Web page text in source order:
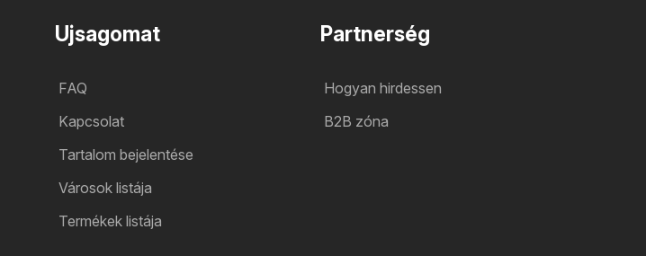
Ujsagomat
FAQ
Kapcsolat
Tartalom bejelentése
Városok listája
Termékek listája
Partnerség
Hogyan hirdessen
B2B zóna